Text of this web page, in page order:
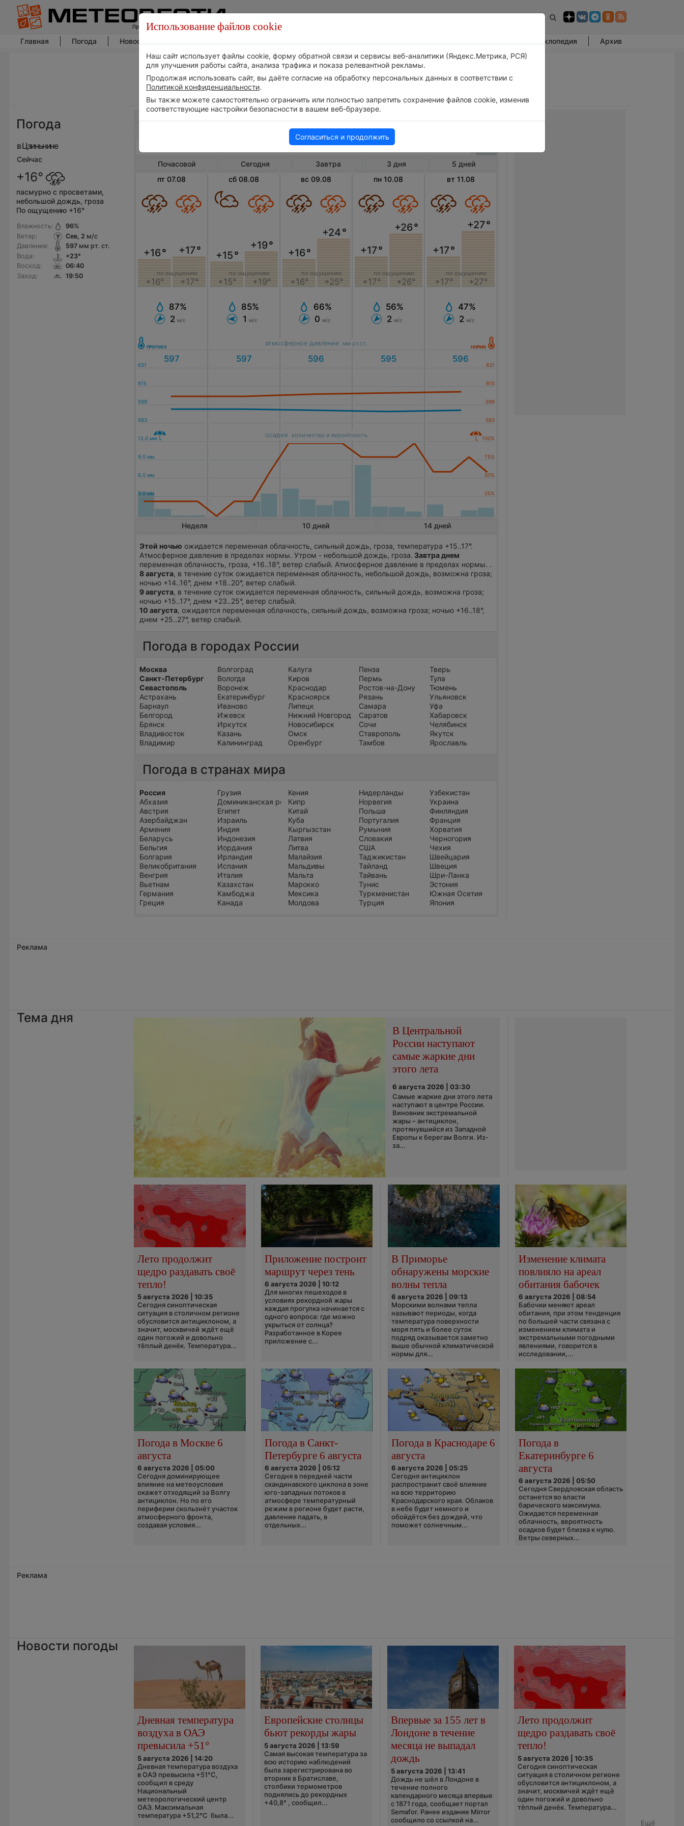
Главная Погода Новости погоды Энциклопедия Архив
Погода
в Цзиньнине
Сейчас
+16°
пасмурно с просветами,
небольшой дождь, гроза
По ощущению +16°
Влажность:
Ветер:
Давление:
Вода:
Восход:
Заход:
96%
Сев, 2 м/с
597мм рт. ст.
+23°
06:40
19:50
Погода в Цзиньнине
Почасовой Сегодня Завтра 3 дня
5 дней
пт 07.08
+16°
+16°
+17°
+17°
по ощущению
87%
2 м/с
сб 08.08
+15°
+15°
+19°
+19°
по ощущению
85%
1
м/с
вс 09.08
+16°
+16°
+24°
+25°
по ощущению
66%
0 м/с
пн 10.08
+17°
+17°
+26°
+26°
по ощущению
56%
2 м/с
вт 11.08
+17°
+17°
+27°
+27°
по ощущению
47%
2 м/с
атмосферное давление мм рт.ст.
осадки количество и вероятность
Неделя 10 дней 14 дней
Этой ночью ожидается переменная облачность, сильный дождь, гроза, температура +15..17°.
Атмосферное давление в пределах нормы. Утром - небольшой дождь, гроза. Завтра днем
переменная облачность, гроза, +16..18°, ветер слабый. Атмосферное давление в пределах нормы. .
8 августа, в течение суток ожидается переменная облачность, небольшой дождь, возможна гроза;
ночью +14..16°, днем +18..20°, ветер слабый.
9 августа, в течение суток ожидается переменная облачность, сильный дождь, возможна гроза;
ночью +15..17°, днем +23..25°, ветер слабый.
10 августа, ожидается переменная облачность, сильный дождь, возможна гроза; ночью +16..18°,
днем +25..27°, ветер слабый.
Погода в городах России
Москва
Санкт-Петербург
Севастополь
Астрахань
Барнаул
Белгород
Брянск
Владивосток
Владимир
Волгоград
Вологда
Воронеж
Екатеринбург
Иваново
Ижевск
Иркутск
Казань
Калининград
Калуга
Киров
Краснодар
Красноярск
Липецк
Нижний Новгород
Новосибирск
Омск
Оренбург
Пенза
Пермь
Ростов-на-Дону
Рязань
Самара
Саратов
Сочи
Ставрополь
Тамбов
Тверь
Тула
Тюмень
Ульяновск
Уфа
Хабаровск
Челябинск
Якутск
Ярославль
Погода в странах мира
Россия
Абхазия
Австрия
Азербайджан
Армения
Беларусь
Бельгия
Болгария
Великобритания
Венгрия
Вьетнам
Германия
Греция
Грузия
Доминиканская республика
Египет
Израиль
Индия
Индонезия
Иордания
Ирландия
Испания
Италия
Казахстан
Камбоджа
Канада
Кения
Кипр
Китай
Куба
Кыргызстан
Латвия
Литва
Малайзия
Мальдивы
Мальта
Марокко
Мексика
Молдова
Нидерланды
Норвегия
Польша
Португалия
Румыния
Словакия
США
Таджикистан
Тайланд
Тайвань
Тунис
Туркменистан
Турция
Узбекистан
Украина
Финляндия
Франция
Хорватия
Черногория
Чехия
Швейцария
Швеция
Шри-Ланка
Эстония
Южная Осетия
Япония
Реклама
Тема дня
В Центральной
России наступают
самые жаркие дни
этого лета
6 августа 2026 | 03:30
Самые жаркие дни этого лета
наступают в центре России.
Виновник экстремальной
жары – антициклон,
протянувшийся из Западной
Европы к берегам Волги. Из-
за...
Лето продолжит
щедро раздавать своё
тепло!
5 августа 2026 | 10:35
Сегодня синоптическая
ситуация в столичном регионе
обусловится антициклоном, а
значит, москвичей ждёт ещё
один погожий и довольно
тёплый денёк. Температура...
Приложение построит
маршрут через тень
6 августа 2026 | 10:12
Для многих пешеходов в
условиях рекордной жары
каждая прогулка начинается с
одного вопроса: где можно
укрыться от солнца?
Разработанное в Корее
приложение с...
В Приморье
обнаружены морские
волны тепла
6 августа 2026 | 09:13
Морскими волнами тепла
называют периоды, когда
температура поверхности
моря пять и более суток
подряд оказывается заметно
выше обычной климатической
нормы для...
Изменение климата
повлияло на ареал
обитания бабочек
6 августа 2026 | 08:54
Бабочки меняют ареал
обитания, при этом тенденция
по большей части связана с
изменением климата и
экстремальными погодными
явлениями, говорится в
исследовании,...
Погода в Москве 6
августа
6 августа 2026 | 05:00
Сегодня доминирующее
влияние на метеоусловия
окажет отходящий за Волгу
антициклон. Но по его
периферии скользнёт участок
атмосферного фронта,
создавая условия...
Погода в Санкт-
Петербурге 6 августа
6 августа 2026 | 05:12
Сегодня в передней части
скандинавского циклона в зоне
юго-западных потоков в
атмосфере температурный
режим в регионе будет расти,
давление падать, в
отдельных...
Погода в Краснодаре 6
августа
6 августа 2026 | 05:25
Сегодня антициклон
распространит своё влияние
на всю территорию
Краснодарского края. Облаков
в небе будет немного и
обойдётся без дождей, что
поможет солнечным...
Погода в
Екатеринбурге 6
августа
6 августа 2026 | 05:50
Сегодня Свердловская область
останется во власти
барического максимума.
Ожидается переменная
облачность, вероятность
осадков будет близка к нулю.
Ветры северных...
Реклама
Новости погоды
Дневная температура
воздуха в ОАЭ
превысила +51°
5 августа 2026 | 14:20
Дневная температура воздуха
в ОАЭ превысила +51°C,
сообщил в среду
Национальный
метеорологический центр
ОАЭ. Максимальная
температура +51,2°C была...
Европейские столицы
бьют рекорды жары
5 августа 2026 | 13:59
Самая высокая температура за
всю историю наблюдений
была зарегистрирована во
вторник в Братиславе,
столбики термометров
поднялись до рекордных
+40,8° , сообщил...
Впервые за 155 лет в
Лондоне в течение
месяца не выпадал
дождь
5 августа 2026 | 13:41
Дождь не шёл в Лондоне в
течение полного
календарного месяца впервые
с 1871 года, сообщает портал
Semafor. Ранее издание Mirror
сообщило со ссылкой на...
Лето продолжит
щедро раздавать своё
тепло!
5 августа 2026 | 10:35
Сегодня синоптическая
ситуация в столичном регионе
обусловится антициклоном, а
значит, москвичей ждёт ещё
один погожий и довольно
тёплый денёк. Температура...
Ещё
Использование файлов cookie
Наш сайт использует файлы cookie, форму обратной связи и сервисы веб-аналитики (Яндекс.Метрика, РСЯ)
для улучшения работы сайта, анализа трафика и показа релевантной рекламы.
Продолжая использовать сайт, вы даёте согласие на обработку персональных данных в соответствии с
Политикой конфиденциальности.
Вы также можете самостоятельно ограничить или полностью запретить сохранение файлов cookie, изменив
соответствующие настройки безопасности в вашем веб-браузере.
Согласиться и продолжить